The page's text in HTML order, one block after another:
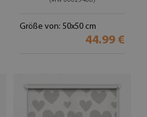
Größe von: 50x50 cm
44.99 €